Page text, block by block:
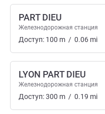
PART DIEU
Железнодорожная станция
Доступ: 100 m / 0.06 mi
LYON PART DIEU
Железнодорожная станция
Доступ:300 m / 0.19 mi